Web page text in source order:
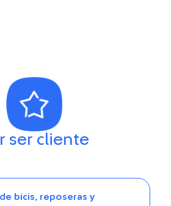
ser cliente
bicis, reposeras y